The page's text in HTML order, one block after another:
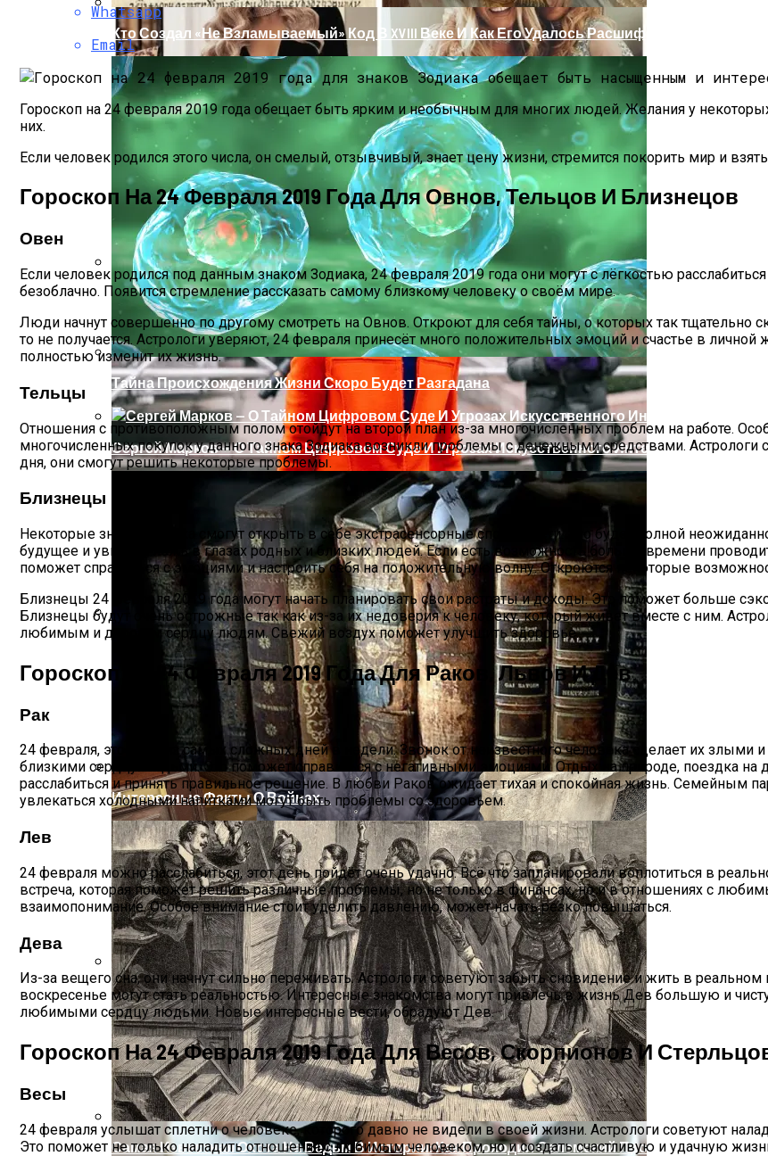
Раскрась Свой Год: Какой Цвет Принесет Тебе Успех В 2026 Году По Знаку Зодиака
Ваша Любовь К Оранжевому: Глоток Энергии Или Сигнал Уставшей Души
Женская Зимняя Обувь: 5 Стильных Моделей, За Которыми Выстраиваются В Очереди
Кто Создал «не Взламываемый» Код В XVIII Веке И Как Его Удалось Расшифровать
Тайна Происхождения Жизни Скоро Будет Разгадана
Сергей Марков — О Тайном Цифровом Суде И Угрозах Искусственного Интеллекта
Интересные Факты О Войнах…
Самая Известная Охота На Ведьм В Истории: Как Проходил Салемский Процесс
Whatsapp
Email
Гороскоп на 24 февраля 2019 года обещает быть ярким и необычным для многих людей. Желания у
них.
Если человек родился этого числа, он смелый, отзывчивый, знает цену жизни, стремится покорить мир и
Гороскоп На 24 Февраля 2019 Года Для Овнов, Тельцов И Близнецов
Овен
Если человек родился под данным знаком Зодиака, 24 февраля 2019 года они могут с лёгкостью
безоблачно. Появится стремление рассказать самому близкому человеку о своём мире.
Люди начнут совершенно по другому смотреть на Овнов. Откроют для себя тайны, о которых так тщательно
то не получается. Астрологи уверяют, 24 февраля принесёт много положительных эмоций и счастье в
полностью изменит их жизнь.
Тельцы
Отношения с противоположным полом отойдут на второй план из-за многочисленных проблем на работе.
многочисленных покупок у данного знака Зодиака возникли проблемы с денежными средствами. Астрологи
дня, они смогут решить некоторые проблемы.
Близнецы
Некоторые знаки Зодиака смогут открыть в себе экстрасенсорные способности. Это будет полной
будущее и увидеть ложь в глазах родных и близких людей. Если есть возможность больше времени
поможет справиться с эмоциями и настроить себя на положительную волну. Откроются некоторые
Близнецы 24 февраля 2019 года могут начать планировать свои растраты и доходы. Это поможет больше
Близнецы будут очень острожные так как из-за их недоверия к человеку, который живет вместе с ним.
любимым и дорогим сердцу людям. Свежий воздух поможет улучшить здоровье.
Гороскоп На 24 Февраля 2019 Года Для Раков, Львов И Дев
Рак
24 февраля, это один из самых сложных дней в недели. Звонок от неизвестного человека сделает их
близкими сердцу людьми. Это поможет справиться с негативными эмоциями. Отдых на природе, поездка
расслабиться и принять правильное решение. В любви Раков ожидает тихая и спокойная жизнь. Семейным
увлекаться холодными напитками могут быть проблемы со здоровьем.
Лев
24 февраля можно расслабиться, этот день пойдёт очень удачно. Всё что запланировали воплотиться в
встреча, которая поможет решить различные проблемы, но не только в финансах, но и в отношениях с
взаимопонимание. Особое внимание стоит уделить давлению, может начать резко повышаться.
Дева
Из-за вещего сна, они начнут сильно переживать. Астрологи советуют забыть сновидение и жить в
воскресенье могут стать реальностью. Интересные знакомства могут привлечь в жизнь Дев большую и
любимыми сердцу людьми. Новые интересные вести, обрадуют Дев.
Гороскоп На 24 Февраля 2019 Года Для Весов, Скорпионов И
Весы
24 февраля услышат сплетни о человеке, которого давно не видели в своей жизни. Астрологи советуют
Это поможет не только наладить отношения с любимым человеком, но и создать счастливую и удачную